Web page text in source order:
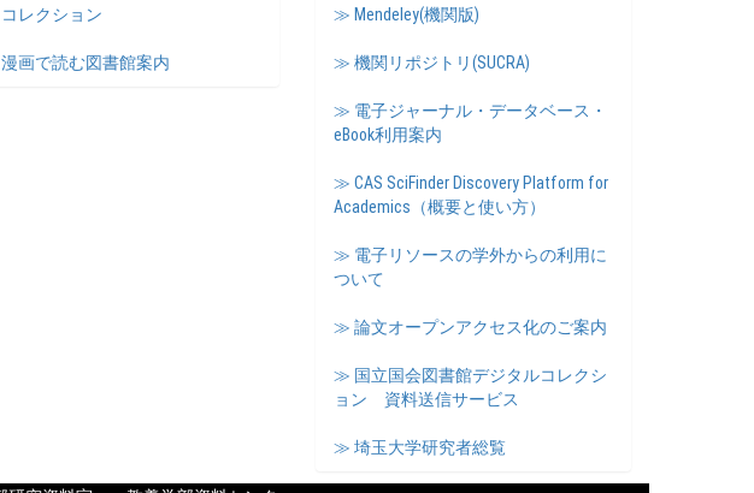
レクション
画で読む図書館案内
≫ Mendeley(機関版)
≫ 機関リポジトリ(SUCRA)
≫ 電子ジャーナル・データベース・
eBook利用案内
≫ CAS SciFinder Discovery Platform for
Academics（概要と使い方）
≫ 電子リソースの学外からの利用に
ついて
≫ 論文オープンアクセス化のご案内
≫ 国立国会図書館デジタルコレクシ
ョン 資料送信サービス
≫ 埼玉大学研究者総覧